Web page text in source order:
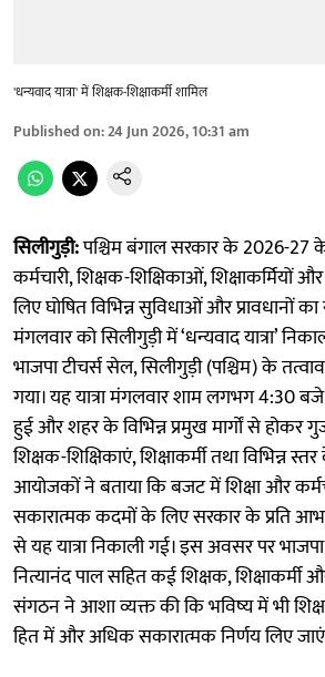
'धन्यवाद यात्रा' में शिक्षक-शिक्षाकर्मी शामिल
Published on:24 Jun 2026, 10:31 am
सिलीगुड़ी:पश्चिम बंगाल सरकार के 2026-27
कर्मचारी, शिक्षक-शिक्षिकाओं,
लिए घोषित विभिन्न सुविधाओं और प्रावधानों
मंगलवार को सिलीगुड़ी में ‘धन्यवाद यात्रा’
भाजपा टीचर्स सेल, सिलीगुड़ी (पश्चिम) के
गया। यह यात्रा मंगलवार शाम लगभग 4:30
हुई और शहर के विभिन्न प्रमुख मार्गों से होकर
शिक्षक-शिक्षिकाएं, शिक्षाकर्मी तथा विभिन्न
आयोजकों ने बताया कि बजट में शिक्षा और
सकारात्मक कदमों के लिए सरकार के प्रति
से यह यात्रा निकाली गई। इस अवसर पर
नित्यानंद पाल सहित कई शिक्षक, शिक्षाकर्मी
संगठन ने आशा व्यक्त की कि भविष्य में भी
हित में और अधिक सकारात्मक निर्णय लिए